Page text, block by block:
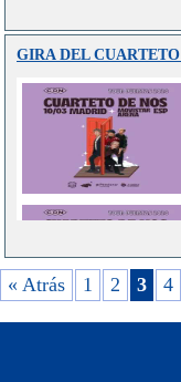
GIRA DEL
« Atrás 1 2 3 4